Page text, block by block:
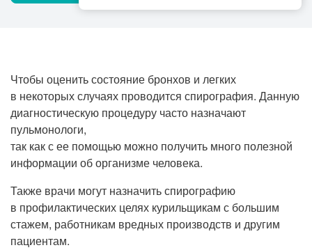
Прием врача-невролога
Прием врача-стоматолога
Прием врача-кардиолога
Рентгенология
Чтобы оценить состояние бронхов и легких
в некоторых случаях проводится спирография. Данную
диагностическую процедуру часто назначают
пульмонологи,
так как с ее помощью можно получить много полезной
информации об организме человека.
Также врачи могут назначить спирографию
в профилактических целях курильщикам с большим
стажем, работникам вредных производств и другим
пациентам.